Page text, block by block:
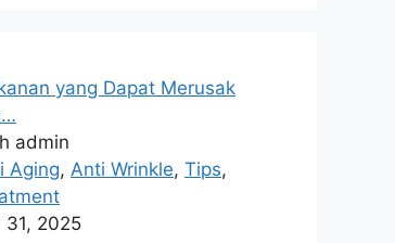
yang Dapat Merusak
admin
Aging, Anti Wrinkle, Tips,
31, 2025